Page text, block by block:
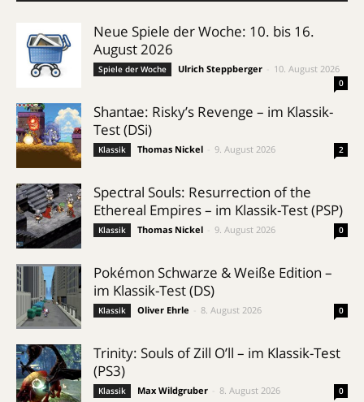
Neue Spiele der Woche: 10. bis 16.
August 2026
Spiele der Woche Ulrich Steppberger 10. August 2026
0
Shantae: Risky’s Revenge – im Klassik-
Test (DSi)
Klassik Thomas Nickel 9. August 2026 2
Spectral Souls: Resurrection of the
Ethereal Empires – im Klassik-Test (PSP)
Klassik Thomas Nickel 9. August 2026 0
Pokémon Schwarze & Weiße Edition –
im Klassik-Test (DS)
Klassik Oliver Ehrle 8. August 2026 0
Trinity: Souls of Zill O’ll – im Klassik-Test
(PS3)
Klassik Max Wildgruber 8. August 2026 0